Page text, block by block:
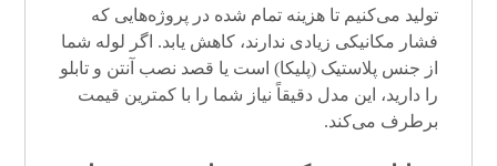
تولید می‌کنیم تا هزینه تمام شده در پروژه‌هایی که
فشار مکانیکی زیادی ندارند، کاهش یابد. اگر لوله شما
از جنس پلاستیک (پلیکا) است یا قصد نصب آنتن و تابلو
را دارید، این مدل دقیقاً نیاز شما را با کمترین قیمت
برطرف می‌کند.